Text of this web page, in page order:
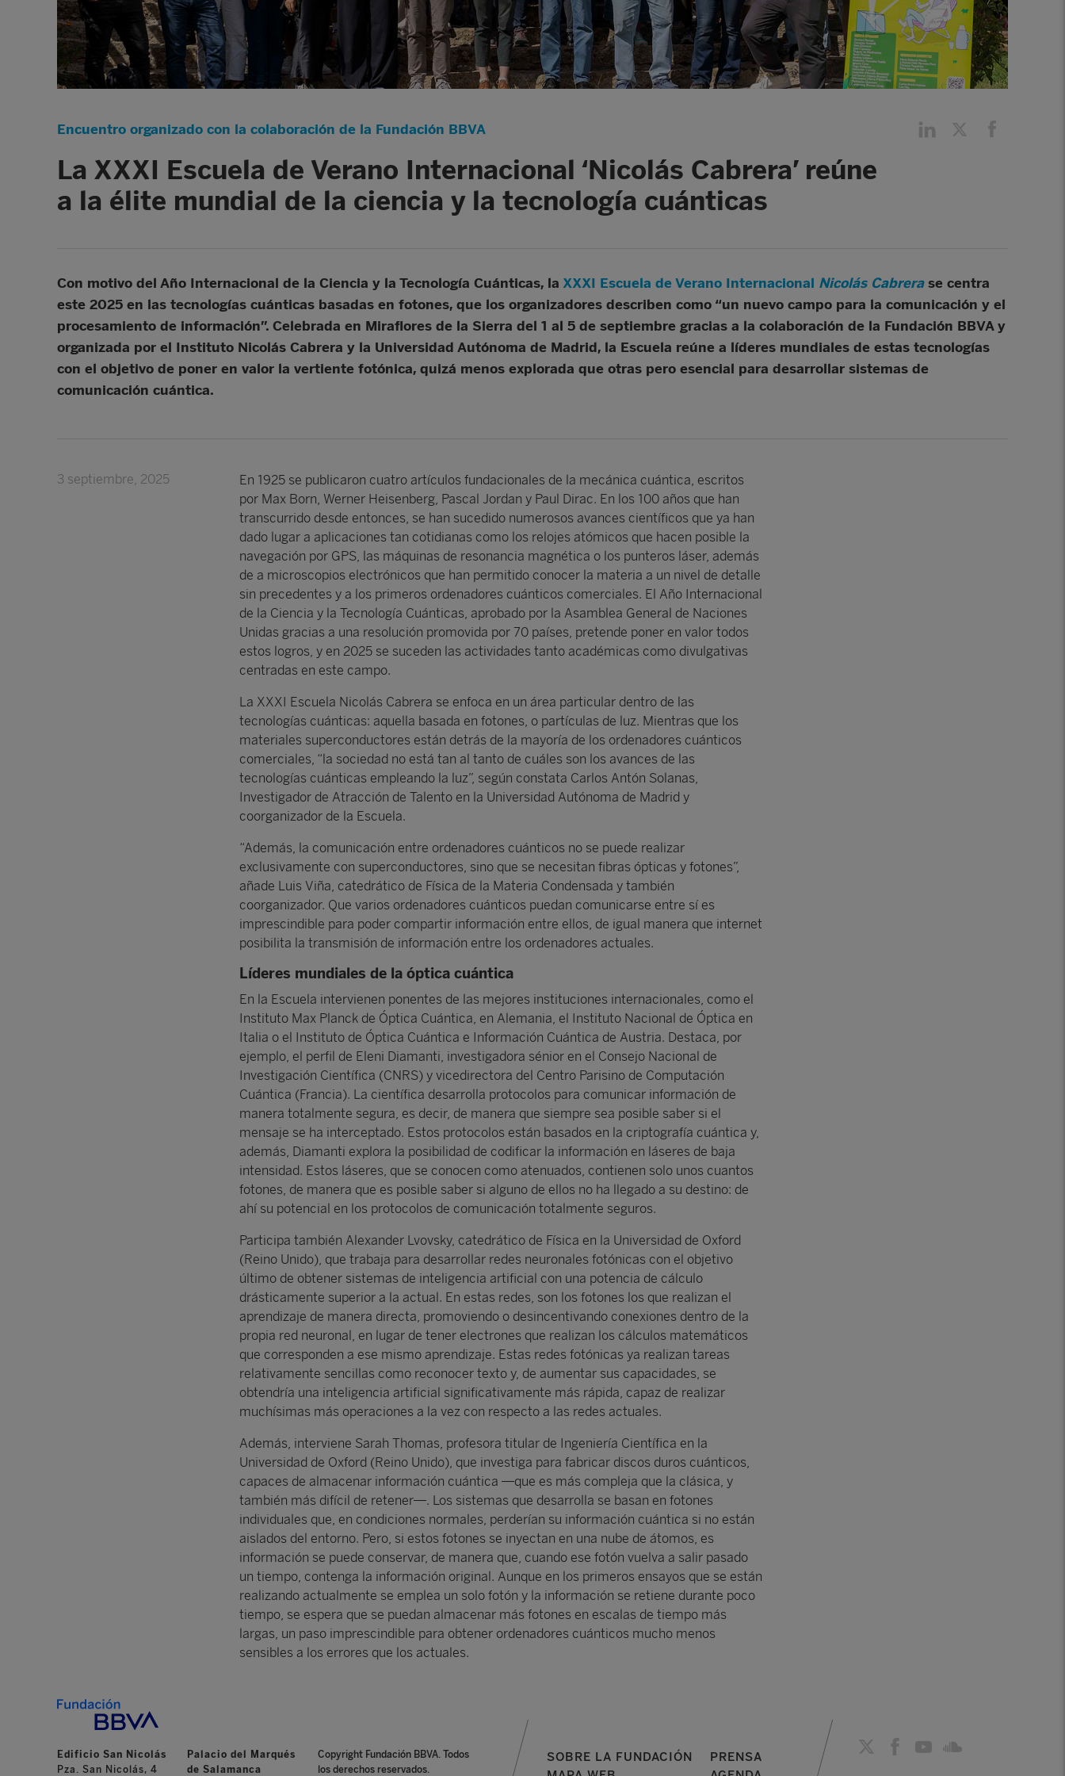
Encuentro organizado con la colaboración de la Fundación BBVA
La XXXI Escuela de Verano Internacional ‘Nicolás Cabrera’ reúne
a la élite mundial de la ciencia y la tecnología cuánticas
Con motivo del Año Internacional de la Ciencia y la Tecnología Cuánticas, la XXXI Escuela de Verano Internacional Nicolás Cabrerase centra
este 2025 en las tecnologías cuánticas basadas en fotones, que los organizadores describen como “un nuevo campo para la comunicación y el
procesamiento de información”. Celebrada en Miraflores de la Sierra del 1 al 5 de septiembre gracias a la colaboración de la Fundación BBVA y
organizada por el Instituto Nicolás Cabrera y la Universidad Autónoma de Madrid, la Escuela reúne a líderes mundiales de estas tecnologías
con el objetivo de poner en valor la vertiente fotónica, quizá menos explorada que otras pero esencial para desarrollar sistemas de
comunicación cuántica.
3 septiembre, 2025
En 1925 se publicaron cuatro artículos fundacionales de la mecánica cuántica, escritos
por Max Born, Werner Heisenberg, Pascal Jordan y Paul Dirac. En los 100 años que han
transcurrido desde entonces, se han sucedido numerosos avances científicos que ya han
dado lugar a aplicaciones tan cotidianas como los relojes atómicos que hacen posible la
navegación por GPS, las máquinas de resonancia magnética o los punteros láser, además
de a microscopios electrónicos que han permitido conocer la materia a un nivel de detalle
sin precedentes y a los primeros ordenadores cuánticos comerciales. El Año Internacional
de la Ciencia y la Tecnología Cuánticas, aprobado por la Asamblea General de Naciones
Unidas gracias a una resolución promovida por 70 países, pretende poner en valor todos
estos logros, y en 2025 se suceden las actividades tanto académicas como divulgativas
centradas en este campo.
La XXXI Escuela Nicolás Cabrera se enfoca en un área particular dentro de las
tecnologías cuánticas: aquella basada en fotones, o partículas de luz. Mientras que los
materiales superconductores están detrás de la mayoría de los ordenadores cuánticos
comerciales, “la sociedad no está tan al tanto de cuáles son los avances de las
tecnologías cuánticas empleando la luz”, según constata Carlos Antón Solanas,
Investigador de Atracción de Talento en la Universidad Autónoma de Madrid y
coorganizador de la Escuela.
“Además, la comunicación entre ordenadores cuánticos no se puede realizar
exclusivamente con superconductores, sino que se necesitan fibras ópticas y fotones”,
añade Luis Viña, catedrático de Física de la Materia Condensada y también
coorganizador. Que varios ordenadores cuánticos puedan comunicarse entre sí es
imprescindible para poder compartir información entre ellos, de igual manera que internet
posibilita la transmisión de información entre los ordenadores actuales.
Líderes mundiales de la óptica cuántica
En la Escuela intervienen ponentes de las mejores instituciones internacionales, como el
Instituto Max Planck de Óptica Cuántica, en Alemania, el Instituto Nacional de Óptica en
Italia o el Instituto de Óptica Cuántica e Información Cuántica de Austria. Destaca, por
ejemplo, el perfil de Eleni Diamanti, investigadora sénior en el Consejo Nacional de
Investigación Científica (CNRS) y vicedirectora del Centro Parisino de Computación
Cuántica (Francia). La científica desarrolla protocolos para comunicar información de
manera totalmente segura, es decir, de manera que siempre sea posible saber si el
mensaje se ha interceptado. Estos protocolos están basados en la criptografía cuántica y,
además, Diamanti explora la posibilidad de codificar la información en láseres de baja
intensidad. Estos láseres, que se conocen como atenuados, contienen solo unos cuantos
fotones, de manera que es posible saber si alguno de ellos no ha llegado a su destino: de
ahí su potencial en los protocolos de comunicación totalmente seguros.
Participa también Alexander Lvovsky, catedrático de Física en la Universidad de Oxford
(Reino Unido), que trabaja para desarrollar redes neuronales fotónicas con el objetivo
último de obtener sistemas de inteligencia artificial con una potencia de cálculo
drásticamente superior a la actual. En estas redes, son los fotones los que realizan el
aprendizaje de manera directa, promoviendo o desincentivando conexiones dentro de la
propia red neuronal, en lugar de tener electrones que realizan los cálculos matemáticos
que corresponden a ese mismo aprendizaje. Estas redes fotónicas ya realizan tareas
relativamente sencillas como reconocer texto y, de aumentar sus capacidades, se
obtendría una inteligencia artificial significativamente más rápida, capaz de realizar
muchísimas más operaciones a la vez con respecto a las redes actuales.
Además, interviene Sarah Thomas, profesora titular de Ingeniería Científica en la
Universidad de Oxford (Reino Unido), que investiga para fabricar discos duros cuánticos,
capaces de almacenar información cuántica —que es más compleja que la clásica, y
también más difícil de retener—. Los sistemas que desarrolla se basan en fotones
individuales que, en condiciones normales, perderían su información cuántica si no están
aislados del entorno. Pero, si estos fotones se inyectan en una nube de átomos, es
información se puede conservar, de manera que, cuando ese fotón vuelva a salir pasado
un tiempo, contenga la información original. Aunque en los primeros ensayos que se están
realizando actualmente se emplea un solo fotón y la información se retiene durante poco
tiempo, se espera que se puedan almacenar más fotones en escalas de tiempo más
largas, un paso imprescindible para obtener ordenadores cuánticos mucho menos
sensibles a los errores que los actuales.
Edificio San Nicolás
Pza. San Nicolás, 4
Palacio del Marqués
de Salamanca
Copyright Fundación BBVA. Todos
los derechos reservados.
SOBRE LA FUNDACIÓN
PRENSA